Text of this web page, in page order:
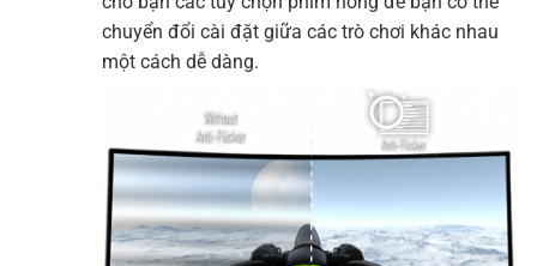
chuyển đổi cài đặt giữa các trò chơi khác nhau
một cách dễ dàng.